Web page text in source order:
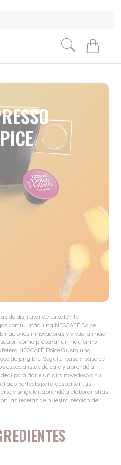
de disfrutar de tu café? Te
con tu máquina NESCAFÉ Dolce
innovadoras y vivas la mejor
cómo preparar un riquísimo
NESCAFÉ Dolce Gusto, una
de jengibre. Seguí el paso a paso de
especialistas de café y aprendé a
para darle un giro novedoso a tu
perfecto para despertar tus
y singular, aprendé a elaborar otras
las recetas de nuestra sección de